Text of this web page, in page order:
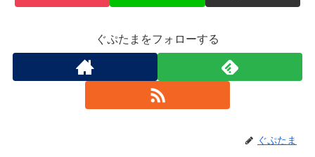
ぐぷたまをフォローする
ぐぷたま